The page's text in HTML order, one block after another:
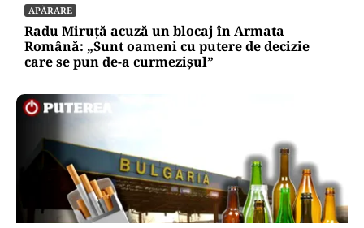
APĂRARE
Radu Miruță acuză un blocaj în Armata
Română: „Sunt oameni cu putere de decizie
care se pun de-a curmezișul”